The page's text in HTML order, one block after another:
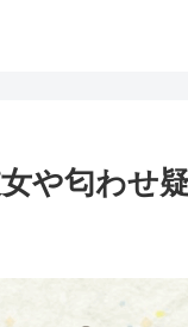
や匂わせ